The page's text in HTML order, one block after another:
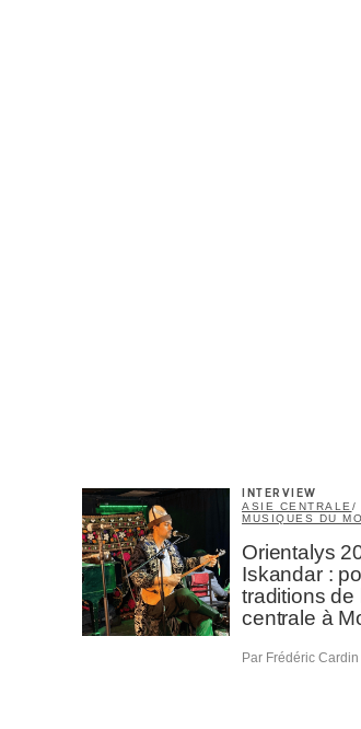
INTERVIEW
ASIE CENTRALE /
MUSIQUES DU
Orientalys
Iskandar :
traditions de
centrale à
Par Frédéric Cardin
Inscription
Infolettre